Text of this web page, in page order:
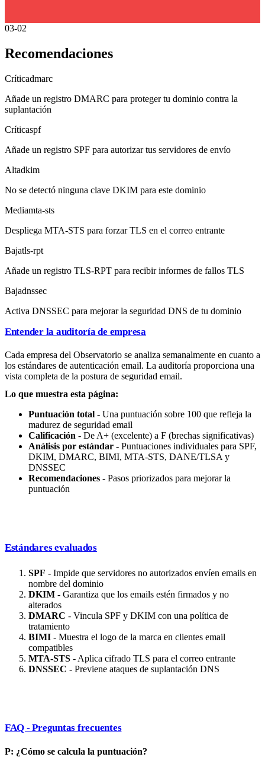
03-02
Recomendaciones
Críticadmarc
Añade un registro DMARC para proteger tu dominio contra la
suplantación
Críticaspf
Añade un registro SPF para autorizar tus servidores de envío
Altadkim
No se detectó ninguna clave DKIM para este dominio
Mediamta-sts
Despliega MTA-STS para forzar TLS en el correo entrante
Bajatls-rpt
Añade un registro TLS-RPT para recibir informes de fallos TLS
Bajadnssec
Activa DNSSEC para mejorar la seguridad DNS de tu dominio
Entender la auditoría de empresa
Cada empresa del Observatorio se analiza semanalmente en cuanto a
los estándares de autenticación email. La auditoría proporciona una
vista completa de la postura de seguridad email.
Lo que muestra esta página:
Puntuación total - Una puntuación sobre 100 que refleja la
madurez de seguridad email
Calificación - De A+ (excelente) a F (brechas significativas)
Análisis por estándar - Puntuaciones individuales para SPF,
DKIM, DMARC, BIMI, MTA-STS, DANE/TLSA y
DNSSEC
Recomendaciones - Pasos priorizados para mejorar la
puntuación
Estándares evaluados
SPF - Impide que servidores no autorizados envíen emails en
nombre del dominio
DKIM - Garantiza que los emails estén firmados y no
alterados
DMARC - Vincula SPF y DKIM con una política de
tratamiento
BIMI - Muestra el logo de la marca en clientes email
compatibles
MTA-STS - Aplica cifrado TLS para el correo entrante
DNSSEC - Previene ataques de suplantación DNS
FAQ - Preguntas frecuentes
P: ¿Cómo se calcula la puntuación?